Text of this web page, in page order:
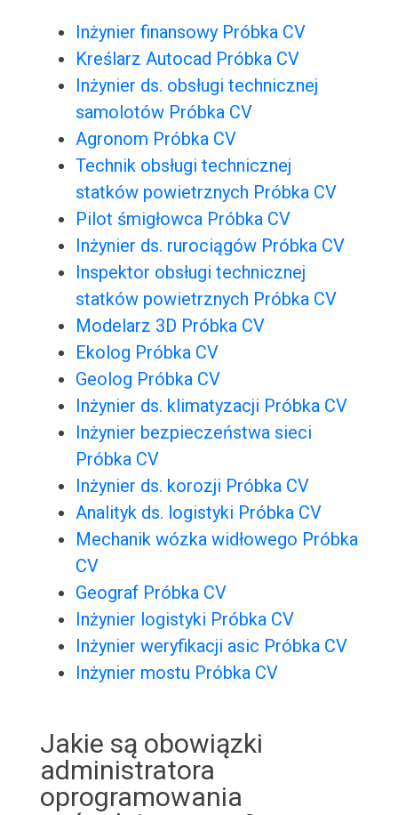
Inżynier finansowy Próbka CV
Kreślarz Autocad Próbka CV
Inżynier ds. obsługi technicznej
samolotów Próbka CV
Agronom Próbka CV
Technik obsługi technicznej
statków powietrznych Próbka CV
Pilot śmigłowca Próbka CV
Inżynier ds. rurociągów Próbka CV
Inspektor obsługi technicznej
statków powietrznych Próbka CV
Modelarz 3D Próbka CV
Ekolog Próbka CV
Geolog Próbka CV
Inżynier ds. klimatyzacji Próbka CV
Inżynier bezpieczeństwa sieci
Próbka CV
Inżynier ds. korozji Próbka CV
Analityk ds. logistyki Próbka CV
Mechanik wózka widłowego Próbka
CV
Geograf Próbka CV
Inżynier logistyki Próbka CV
Inżynier weryfikacji asic Próbka CV
Inżynier mostu Próbka CV
Jakie są obowiązki
administratora
oprogramowania